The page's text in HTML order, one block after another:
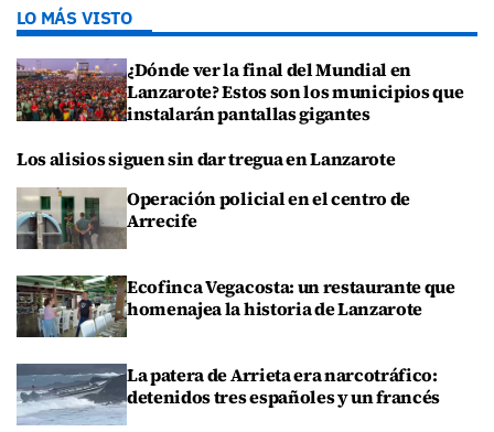
LO MÁS VISTO
¿Dónde ver la final del Mundial en
Lanzarote? Estos son los municipios que
instalarán pantallas gigantes
Los alisios siguen sin dar tregua en Lanzarote
Operación policial en el centro de
Arrecife
Ecofinca Vegacosta: un restaurante que
homenajea la historia de Lanzarote
La patera de Arrieta era narcotráfico:
detenidos tres españoles y un francés